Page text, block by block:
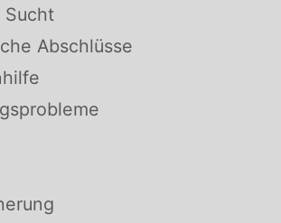
Sucht
Abschlüsse